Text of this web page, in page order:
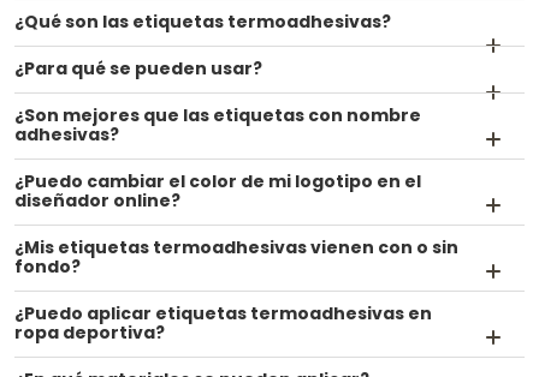
¿Qué son las etiquetas termoadhesivas?
¿Para qué se pueden usar?
¿Son mejores que las etiquetas con nombre
adhesivas?
¿Puedo cambiar el color de mi logotipo en el
diseñador online?
¿Mis etiquetas termoadhesivas vienen con o sin
fondo?
¿Puedo aplicar etiquetas termoadhesivas en
ropa deportiva?